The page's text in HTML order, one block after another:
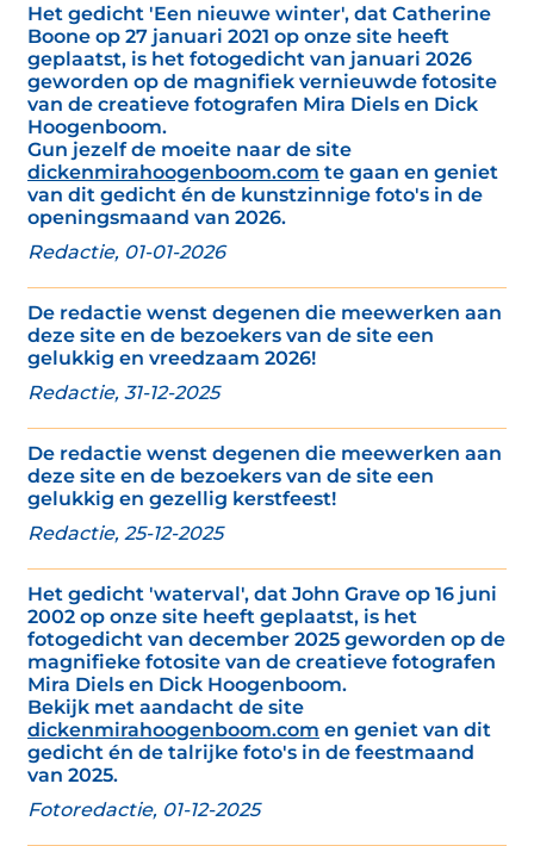
Het gedicht 'Een nieuwe winter', dat Catherine
Boone op 27 januari 2021 op onze site heeft
geplaatst, is het fotogedicht van januari 2026
geworden op de magnifiek vernieuwde fotosite
van de creatieve fotografen Mira Diels en Dick
Hoogenboom.
Gun jezelf de moeite naar de site
dickenmirahoogenboom.com te gaan en geniet
van dit gedicht én de kunstzinnige foto's in de
openingsmaand van 2026.
Redactie, 01-01-2026
De redactie wenst degenen die meewerken aan
deze site en de bezoekers van de site een
gelukkig en vreedzaam 2026!
Redactie, 31-12-2025
De redactie wenst degenen die meewerken aan
deze site en de bezoekers van de site een
gelukkig en gezellig kerstfeest!
Redactie, 25-12-2025
Het gedicht 'waterval', dat John Grave op 16 juni
2002 op onze site heeft geplaatst, is het
fotogedicht van december 2025 geworden op de
magnifieke fotosite van de creatieve fotografen
Mira Diels en Dick Hoogenboom.
Bekijk met aandacht de site
dickenmirahoogenboom.com en geniet van dit
gedicht én de talrijke foto's in de feestmaand
van 2025.
Fotoredactie, 01-12-2025